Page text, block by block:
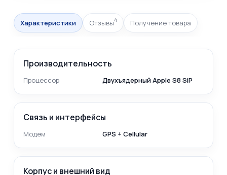
Характеристики Отзывы4 Получение товара
Производительность
Процессор Двухъядерный Apple S8 SiP
Связь и интерфейсы
Модем GPS + Cellular
Корпус и внешний вид